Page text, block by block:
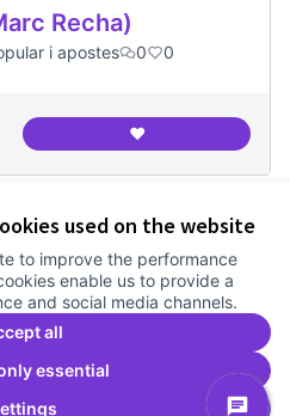
used on the website
to improve the performance
enable us to provide a
and social media channels.
all
essential
Recha)
i apostes 0 0
❤️Petit Indi (2009,
language